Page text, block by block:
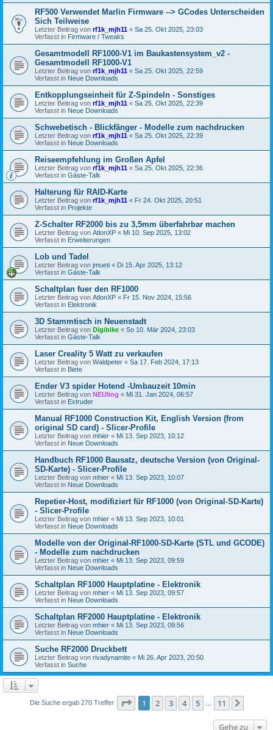
RF500 Verwendet Marlin Firmware --> GCodes Unterscheiden
Sich Teilweise
Letzter Beitrag von rf1k_mjh11 « Sa 25. Okt 2025, 23:03
Verfasst in Firmware / Tweaks
Gesamtmodell RF1000-V1 im Baukastensystem_v2 -
Gesamtmodell RF1000-V1
Letzter Beitrag von rf1k_mjh11 « Sa 25. Okt 2025, 22:59
Verfasst in Neue Downloads
Entkopplungseinheit für Z-Spindeln - Sonstiges
Letzter Beitrag von rf1k_mjh11 « Sa 25. Okt 2025, 22:39
Verfasst in Neue Downloads
Schwebetisch - Blickfänger - Modelle zum nachdrucken
Letzter Beitrag von rf1k_mjh11 « Sa 25. Okt 2025, 22:39
Verfasst in Neue Downloads
Reiseempfehlung im Großen Apfel
Letzter Beitrag von rf1k_mjh11 « Sa 25. Okt 2025, 22:36
Verfasst in Gäste-Talk
Halterung für RAID-Karte
Letzter Beitrag von rf1k_mjh11 « Fr 24. Okt 2025, 20:51
Verfasst in Projekte
Z-Schalter RF2000 bis zu 3,5mm überfahrbar machen
Letzter Beitrag von AtlonXP « Mi 10. Sep 2025, 13:02
Verfasst in Erweiterungen
Lob und Tadel
Letzter Beitrag von jmueti « Di 15. Apr 2025, 13:12
Verfasst in Gäste-Talk
Schaltplan fuer den RF1000
Letzter Beitrag von AtlonXP « Fr 15. Nov 2024, 15:56
Verfasst in Elektronik
3D Stammtisch in Neuenstadt
Letzter Beitrag von Digibike « So 10. Mär 2024, 23:03
Verfasst in Gäste-Talk
Laser Creality 5 Watt zu verkaufen
Letzter Beitrag von Waldpeter « Sa 17. Feb 2024, 17:13
Verfasst in Biete
Ender V3 spider Hotend -Umbauzeit 10min
Letzter Beitrag von NEUling « Mi 31. Jan 2024, 06:57
Verfasst in Extruder
Manual RF1000 Construction Kit, English Version (from
original SD card) - Slicer-Profile
Letzter Beitrag von mhier « Mi 13. Sep 2023, 10:12
Verfasst in Neue Downloads
Handbuch RF1000 Bausatz, deutsche Version (von Original-
SD-Karte) - Slicer-Profile
Letzter Beitrag von mhier « Mi 13. Sep 2023, 10:07
Verfasst in Neue Downloads
Repetier-Host, modifiziert für RF1000 (von Original-SD-Karte)
- Slicer-Profile
Letzter Beitrag von mhier « Mi 13. Sep 2023, 10:01
Verfasst in Neue Downloads
Modelle von der Original-RF1000-SD-Karte (STL und GCODE)
- Modelle zum nachdrucken
Letzter Beitrag von mhier « Mi 13. Sep 2023, 09:59
Verfasst in Neue Downloads
Schaltplan RF1000 Hauptplatine - Elektronik
Letzter Beitrag von mhier « Mi 13. Sep 2023, 09:57
Verfasst in Neue Downloads
Schaltplan RF2000 Hauptplatine - Elektronik
Letzter Beitrag von mhier « Mi 13. Sep 2023, 09:56
Verfasst in Neue Downloads
Suche RF2000 Druckbett
Letzter Beitrag von rivadynamite « Mi 26. Apr 2023, 20:50
Verfasst in Suche
Die Suche ergab 270 Treffer Seite 1von 11
1 2 3 4 5 11
Gehe zu